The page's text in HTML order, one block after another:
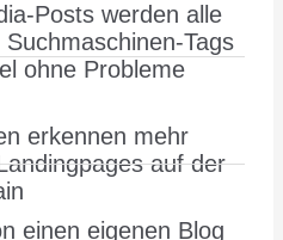
Posts werden alle
Tags
ohne Probleme
erkennen mehr
auf der
einen eigenen Blog